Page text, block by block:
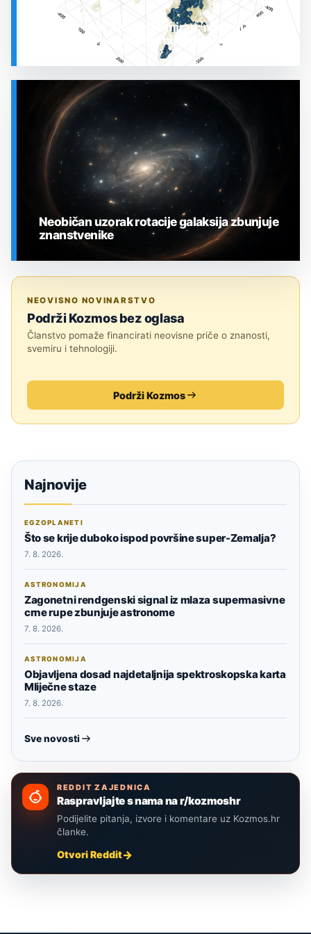
SVEMIR
Prostor oko Sunca nije miran: nova 3D karta
otkrila plin koji stalno mijenja stanje
Neobičan uzorak rotacije galaksija zbunjuje
znanstvenike
NEOVISNO NOVINARSTVO
Podrži Kozmos bez oglasa
Članstvo pomaže financirati neovisne priče o znanosti,
svemiru i tehnologiji.
Podrži Kozmos
Najnovije
EGZOPLANETI
Što se krije duboko ispod površine super-Zemalja?
7. 8. 2026.
ASTRONOMIJA
Zagonetni rendgenski signal iz mlaza supermasivne
crne rupe zbunjuje astronome
7. 8. 2026.
ASTRONOMIJA
Objavljena dosad najdetaljnija spektroskopska karta
Mliječne staze
7. 8. 2026.
Sve novosti
REDDIT ZAJEDNICA
Raspravljajte s nama na r/kozmoshr
Podijelite pitanja, izvore i komentare uz Kozmos.hr
članke.
Otvori Reddit